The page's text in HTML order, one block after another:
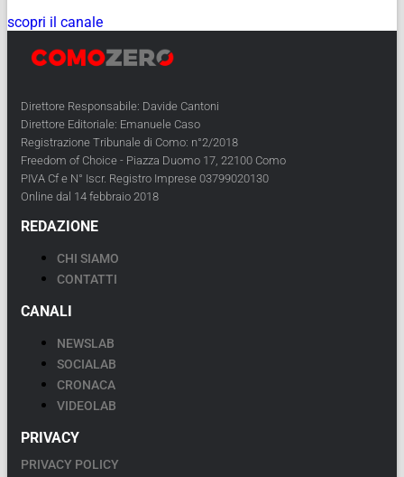
scopri il canale
Direttore Responsabile: Davide Cantoni
Direttore Editoriale: Emanuele Caso
Registrazione Tribunale di Como: n°2/2018
Freedom of Choice - Piazza Duomo 17, 22100 Como
PIVA Cf e N° Iscr. Registro Imprese 03799020130
Online dal 14 febbraio 2018
REDAZIONE
CHI SIAMO
CONTATTI
CANALI
NEWSLAB
SOCIALAB
CRONACA
VIDEOLAB
PRIVACY
PRIVACY POLICY